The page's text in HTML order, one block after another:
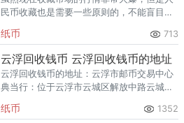
民币收藏也是需要一些原则的，不能盲目投
头回收纪念钞\包头回收连体钞。
纸币 713
云浮回收钱币 云浮回收钱币的地址
云浮回收钱币的地址：云浮市邮币交易中心
典当行：位于云浮市云城区解放中路云城区
纸币 1352